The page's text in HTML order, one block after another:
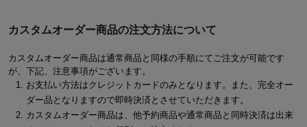
カスタムオーダー商品の注文方法について
カスタムオーダー商品は通常商品と同様の手順にてご注文が可能です
が、下記、注意事項がございます。
お支払い方法はクレジットカードのみとなります。また、完全オー
ダー品となりますので即時決済とさせていただきます。
カスタムオーダー商品は、他予約商品や通常商品と同時決済は出来